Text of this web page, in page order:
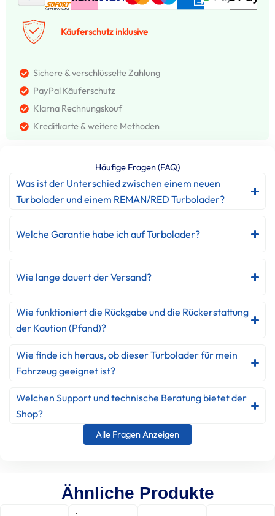
Käuferschutz inklusive
Sichere & verschlüsselte Zahlung
PayPal Käuferschutz
Klarna Rechnungskouf
Kreditkarte & weitere Methoden
Häufige Fragen (FAQ)
Was ist der Unterschied zwischen einem neuen
Turbolader und einem REMAN/RED Turbolader?
Welche Garantie habe ich auf Turbolader?
Wie lange dauert der Versand?
Wie funktioniert die Rückgabe und die Rückerstattung
der Kaution (Pfand)?
Wie finde ich heraus, ob dieser Turbolader für mein
Fahrzeug geeignet ist?
Welchen Support und technische Beratung bietet der
Shop?
Alle Fragen Anzeigen
Ähnliche Produkte